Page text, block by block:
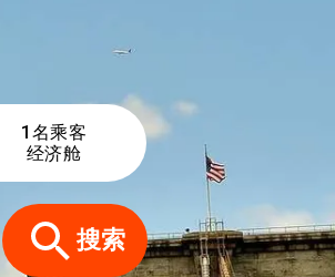
1名乘客
经济舱
搜索